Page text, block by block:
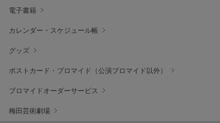
電子書籍
カレンダー・スケジュール帳
グッズ
ポストカード・ブロマイド（公演ブロマイド以外）
ブロマイドオーダーサービス
梅田芸術劇場